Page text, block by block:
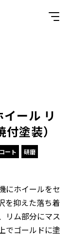
ール リ
塗装）
ート
研磨
にホイールをセ
を抑えた落ち着
リム部分にマス
でゴールドに塗